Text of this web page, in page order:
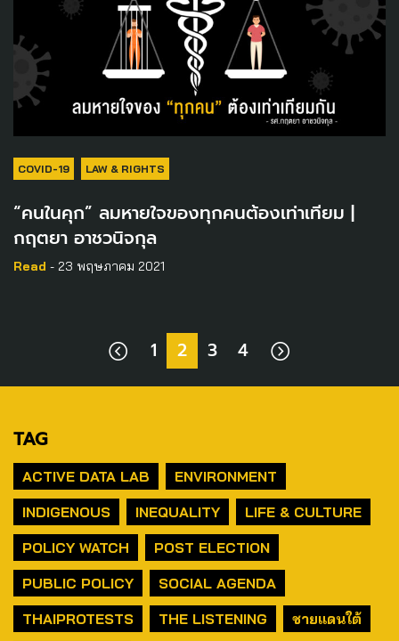
COVID-19 LAW & RIGHTS
“คนในคุก” ลมหายใจของทุกคนต้องเท่าเทียม |
กฤตยา อาชวนิจกุล
Read - 23 พฤษภาคม 2021
1 2 3 4
TAG
ACTIVE DATA LAB
ENVIRONMENT
INDIGENOUS
INEQUALITY
LIFE & CULTURE
POLICY WATCH
POST ELECTION
PUBLIC POLICY
SOCIAL AGENDA
THAIPROTESTS
THE LISTENING
ชายแดนใต้